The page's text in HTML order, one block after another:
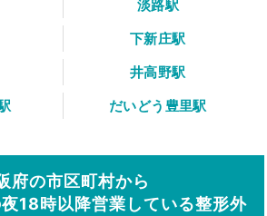
淡路駅
下新庄駅
井高野駅
だいどう豊里駅
府の市区町村から
18時以降営業している整形外